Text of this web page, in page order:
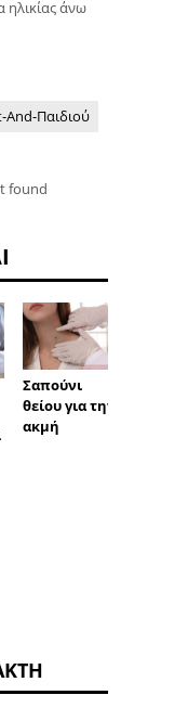
ηλικίας άνω
And-Παιδιού
found
Σαπούνι
θείου για την
ακμή